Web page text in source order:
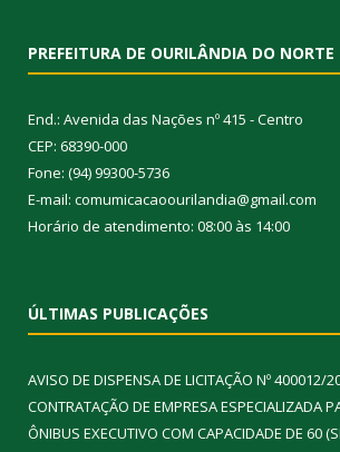
PREFEITURA DE OURILÂNDIA DO NORTE
End.: Avenida das Nações nº 415 - Centro
CEP: 68390-000
Fone: (94) 99300-5736
E-mail: comumicacaoourilandia@gmail.com
Horário de atendimento: 08:00 às 14:00
ÚLTIMAS PUBLICAÇÕES
AVISO DE DISPENSA DE LICITAÇÃO Nº 400012/
CONTRATAÇÃO DE EMPRESA ESPECIALIZADA
ÔNIBUS EXECUTIVO COM CAPACIDADE DE 60